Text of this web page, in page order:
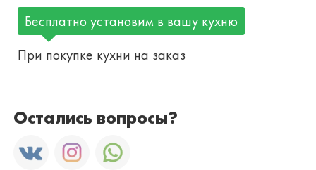
Бесплатно установим в вашу кухню
При покупке кухни на заказ
Остались вопросы?